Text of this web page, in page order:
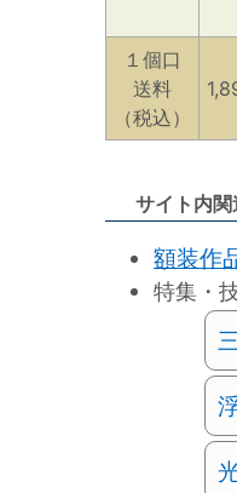
１個口
送料
（税込）
サイト内関
額装作
特集・